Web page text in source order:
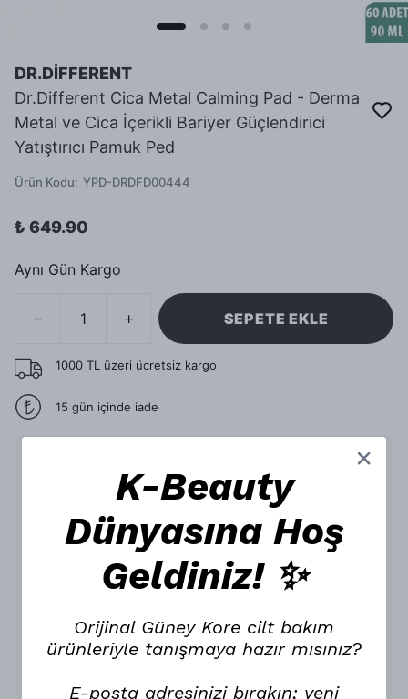
DR.DİFFERENT
Dr.Different Cica Metal Calming Pad - Derma
Metal ve Cica İçerikli Bariyer Güçlendirici
Yatıştırıcı Pamuk Ped
Ürün Kodu: YPD-DRDFD00444
₺ 649.90
Aynı Gün Kargo
SEPETE EKLE
1000 TL üzeri ücretsiz kargo
15 gün içinde iade
Dr.Different Cica Metal Calming
Pedlerin Nemlendirici ve
Güçlendirici Etkisiyle Tanisin
Cildinizi nazikçe yatistirirken ayni zamanda güçlendiren ve
yenileyen bir cilt bakimi ürünü mü ariyorsunuz? Öyleyse,
Sakinlestiren Centella Asiatica
ve Madecassoside Içerigi
Asiatica ve Madecassoside hassas cildi sakinlestirmeyi
K-Beauty
Dünyasına Hoş
Geldiniz! ✨
Orijinal Güney Kore cilt bakım
ürünleriyle tanışmaya hazır mısınız?
E-posta adresinizi bırakın; yeni